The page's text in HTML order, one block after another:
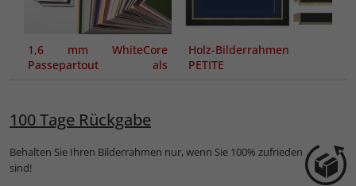
1,6 mm WhiteCore
Passepartout als
Holz-Bilderrahmen
PETITE
100 Tage Rückgabe
Behalten Sie Ihren Bilderrahmen nur, wenn Sie 100% zufrieden
sind!